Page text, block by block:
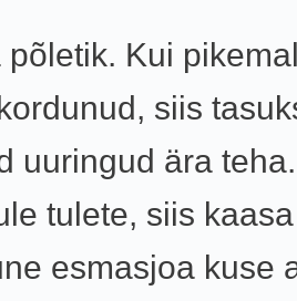
põletik. Kui
siis
uuringud ära
tulete, siis kaasa
esmasjoa kuse